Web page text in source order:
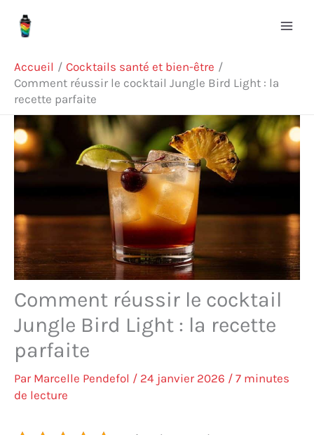
Accueil
Cocktails santé et bien-être
Comment réussir le cocktail Jungle Bird Light : la
recette parfaite
Comment réussir le cocktail
Jungle Bird Light : la recette
parfaite
Par Marcelle Pendefol / 24 janvier 2026 / 7 minutes
de lecture
h
e
r
c
r